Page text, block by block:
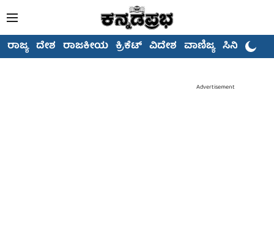
ರಾಜ್ಯ ದೇಶ ರಾಜಕೀಯ ಕ್ರಿಕೆಟ್ ವಿದೇಶ ವಾಣಿಜ್ಯ ಸಿನಿಮಾ
Advertisement